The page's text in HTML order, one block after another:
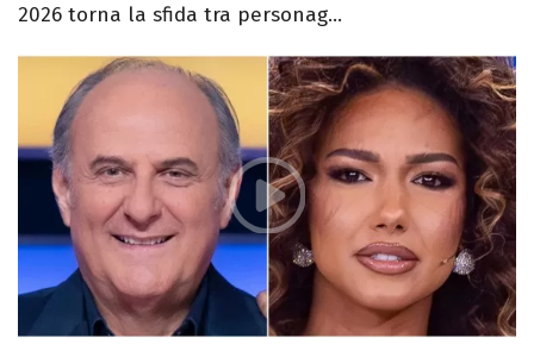
2026 torna la sfida tra personag...